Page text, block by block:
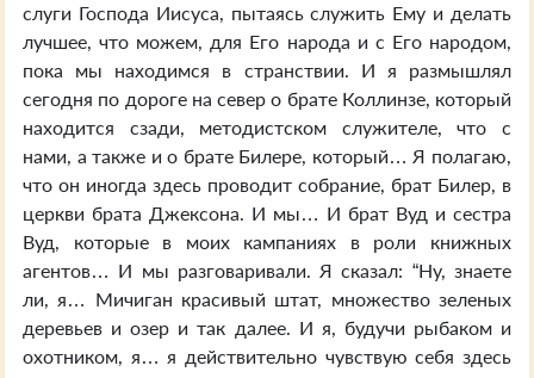
слуги Господа Иисуса, пытаясь служить Ему и делать
лучшее, что можем, для Его народа и с Его народом,
пока мы находимся в странствии. И я размышлял
сегодня по дороге на север о брате Коллинзе, который
находится сзади, методистском служителе, что с
нами, а также и о брате Билере, который… Я полагаю,
что он иногда здесь проводит собрание, брат Билер, в
церкви брата Джексона. И мы… И брат Вуд и сестра
Вуд, которые в моих кампаниях в роли книжных
агентов… И мы разговаривали. Я сказал: “Ну, знаете
ли, я… Мичиган красивый штат, множество зеленых
деревьев и озер и так далее. И я, будучи рыбаком и
охотником, я… я действительно чувствую себя здесь